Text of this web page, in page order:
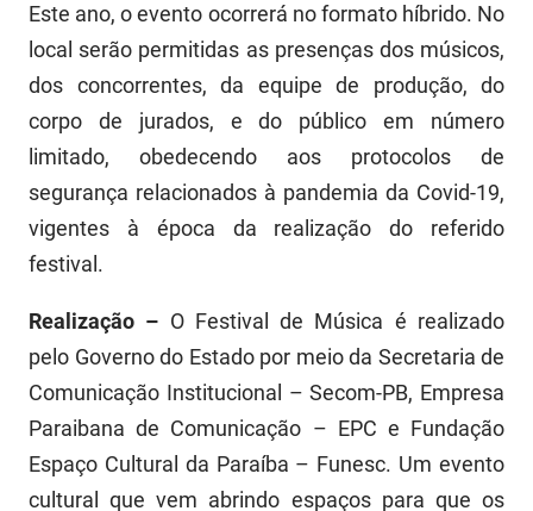
Este ano, o evento ocorrerá no formato híbrido. No
local serão permitidas as presenças dos músicos,
dos concorrentes, da equipe de produção, do
corpo de jurados, e do público em número
limitado, obedecendo aos protocolos de
segurança relacionados à pandemia da Covid-19,
vigentes à época da realização do referido
festival.
Realização – O Festival de Música é realizado
pelo Governo do Estado por meio da Secretaria de
Comunicação Institucional – Secom-PB, Empresa
Paraibana de Comunicação – EPC e Fundação
Espaço Cultural da Paraíba – Funesc. Um evento
cultural que vem abrindo espaços para que os